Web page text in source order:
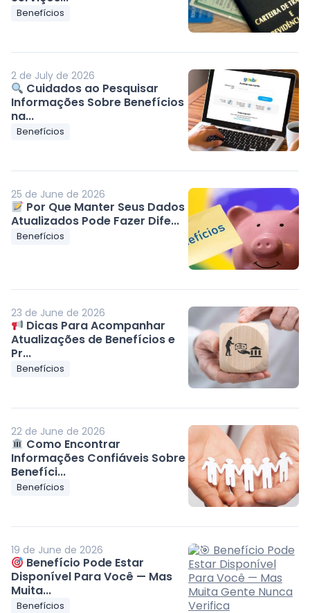
Benefícios
2 de July de 2026
Cuidados ao Pesquisar
Informações Sobre Benefícios
na...
Benefícios
25 de June de 2026
Por Que Manter Seus Dados
Atualizados Pode Fazer Dife...
Benefícios
23 de June de 2026
Dicas Para Acompanhar
Atualizações de Benefícios e
Pr...
Benefícios
22 de June de 2026
Como Encontrar
Informações Confiáveis Sobre
Benefíci...
Benefícios
19 de June de 2026
Benefício Pode Estar
Disponível Para Você — Mas
Muita...
Benefícios